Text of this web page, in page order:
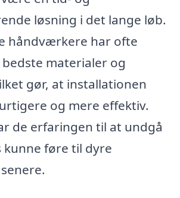
løsning i det lange løb.
håndværkere har ofte
materialer og
gør, at installationen
og mere effektiv.
de erfaringen til at undgå
kunne føre til dyre